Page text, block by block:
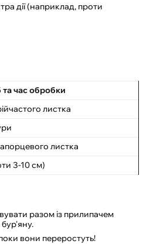
дії (наприклад, проти
та час обробки
листка
листка
3-10 см)
разом із прилипачем
вони переростуть!